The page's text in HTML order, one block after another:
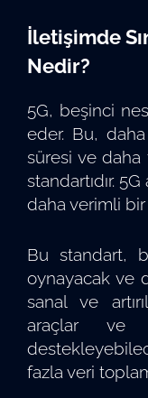
İletişimde
Nedir?
5G, beşinci
eder. Bu, daha
süresi ve daha
standartıdır.
daha verimli
Bu standart,
oynayacak ve
sanal ve
araçlar ve
fazla veri